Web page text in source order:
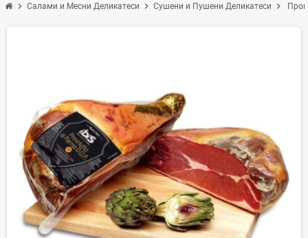
chevron_right Салами и Месни Деликатеси chevron_right Сушени и Пушени Деликатеси chevron_right